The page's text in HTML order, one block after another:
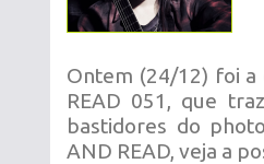
Ontem (24/12) foi a
READ 051, que
bastidores do
AND READ, veja a